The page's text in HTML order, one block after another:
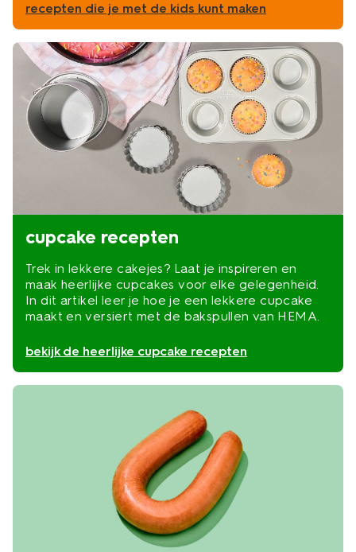
recepten die je met de kids kunt maken
cupcake recepten
Trek in lekkere cakejes? Laat je inspireren en
maak heerlijke cupcakes voor elke gelegenheid.
In dit artikel leer je hoe je een lekkere cupcake
maakt en versiert met de bakspullen van HEMA.
bekijk de heerlijke cupcake recepten